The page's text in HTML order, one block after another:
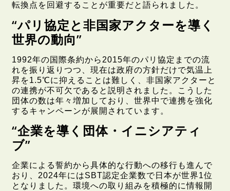
転換点を回避することが重要だと語られました。
“パリ協定と非国家アクターを導く
世界の動向”
1992年の国際条約から2015年のパリ協定までの流
れを振り返りつつ、現在は政府の方針だけで気温上
昇を1.5℃に抑えることは難しく、非国家アクターと
の連携が不可欠であると説明されました。こうした
団体の数は年々増加しており、世界中で連携を強化
するキャンペーンが展開されています。
“企業を導く団体・イニシアティ
ブ”
企業による誓約から具体的な行動への移行も進んで
おり、2024年にはSBT認定企業数で日本が世界1位
となりました。環境への取り組みを積極的に情報開